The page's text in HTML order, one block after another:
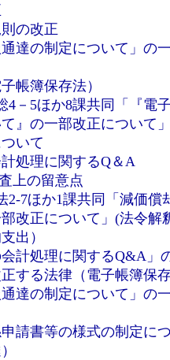
の改正
通達の制定について」の
帳簿保存法）
4－5ほか8課共同「『電
』の一部改正について
いて
処理に関するQ＆A
上の留意点
2-7ほか1課共同「減価償
改正について」(法令解
出）
会計処理に関するQ&A」
する法律（電子帳簿保
通達の制定について」の
申請書等の様式の制定に